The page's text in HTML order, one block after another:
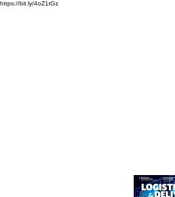
https://bit.ly/4oZ1tGz